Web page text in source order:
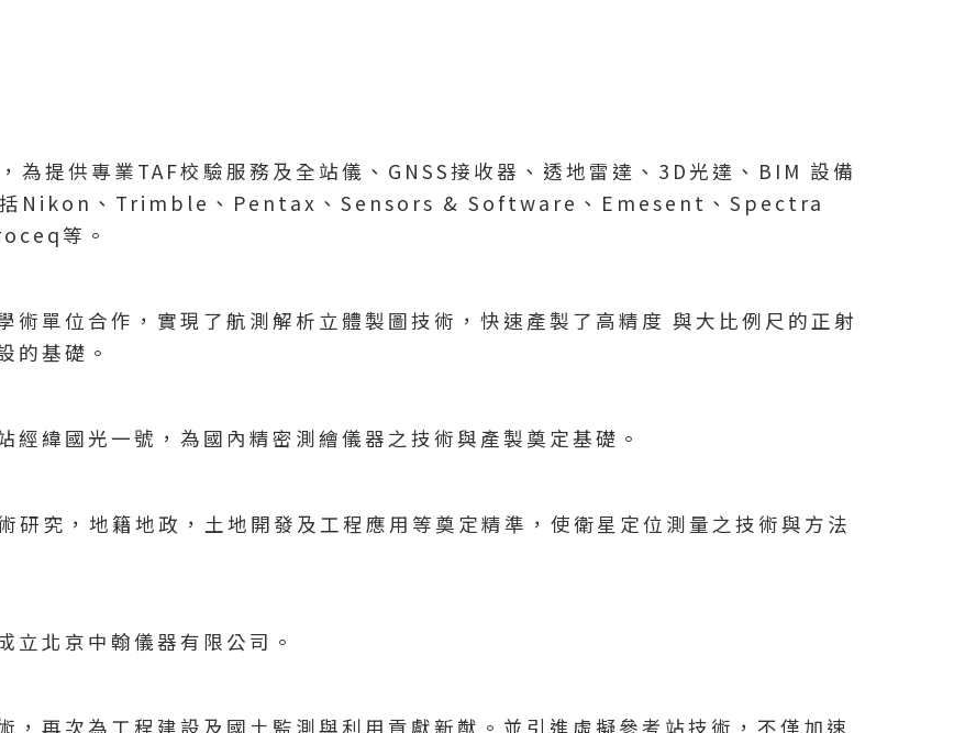
為提供專業TAF校驗服務及全站儀、GNSS接收器、透地雷達、3D光達、BIM 設備
括Nikon、Trimble、Pentax、Sensors & Software、Emesent、Spectra
等。
術單位合作，實現了航測解析立體製圖技術，快速產製了高精度 與大比例尺的正射
的基礎。
經緯國光一號，為國內精密測繪儀器之技術與產製奠定基礎。
研究，地籍地政，土地開發及工程應用等奠定精準，使衛星定位測量之技術與方法
立北京中翰儀器有限公司。
，再次為工程建設及國土監測與利用貢獻新猷。並引進虛擬參考站技術，不僅加速